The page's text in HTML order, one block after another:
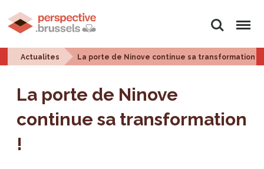
Rechercher
Menu
Actualites La porte de Ninove continue sa transformation !
La porte de Ninove
continue sa transformation
!